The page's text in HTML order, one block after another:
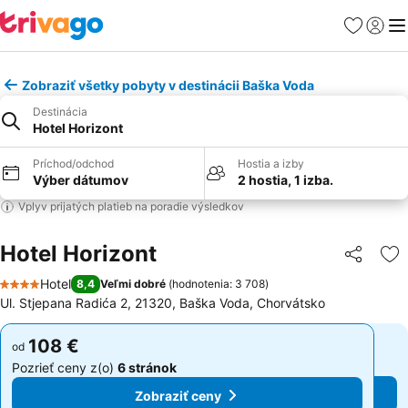
Obľúbené
Zobraziť všetky pobyty v destinácii Baška Voda
Destinácia
Hotel Horizont
Príchod/odchod
Výber dátumov
Hostia a izby
2 hostia, 1 izba.
Vplyv prijatých platieb na poradie výsledkov
Hotel Horizont Zdieľať
4 Počet hviezdičiek
Hotel 8,4 Veľmi dobré (hodnotenia: 3 708)
Ul. Stjepana Radića 2, 21320, Baška Voda, Chorvátsko
od 108 €
Pozrieť ceny z(o) 6 stránok
Zobraziť ceny
od 108 €
Pozrieť ceny z(o) 6 stránok
Zobraziť ceny